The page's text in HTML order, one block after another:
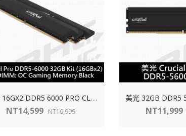
美
光 16GX2 DDR5 6000 PRO CL36 超頻 黑散熱片
NT14,599 NT16,999 NT11,999